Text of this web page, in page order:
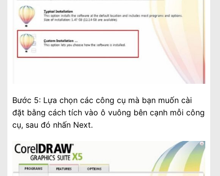
Bước 5: Lựa chọn các công cụ mà bạn muốn cài
đặt bằng cách tích vào ô vuông bên cạnh mỗi công
cụ, sau đó nhấn Next.